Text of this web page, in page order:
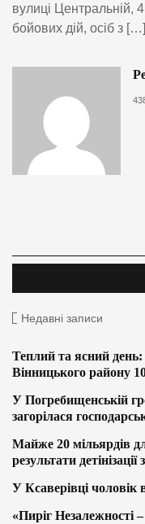
вулиці Центральній,
бойових дій, осіб з […]
Недавні записи
Теплий та ясний
Вінницького району
У Погребищенській
загорілася
Майже 20 мільярдів
результати детінізації
У Ксаверівці
«Пиріг Незалежності